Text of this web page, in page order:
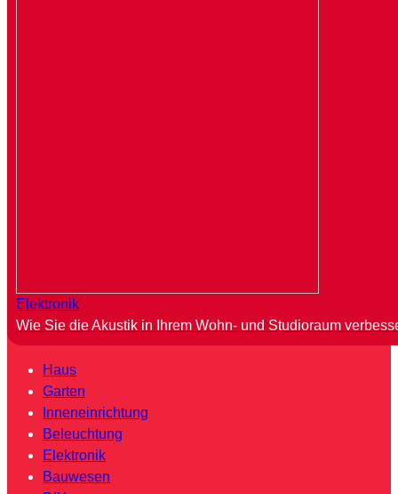
Elektronik
Wie Sie die Akustik in Ihrem Wohn- und Studioraum
Haus
Garten
Inneneinrichtung
Beleuchtung
Elektronik
Bauwesen